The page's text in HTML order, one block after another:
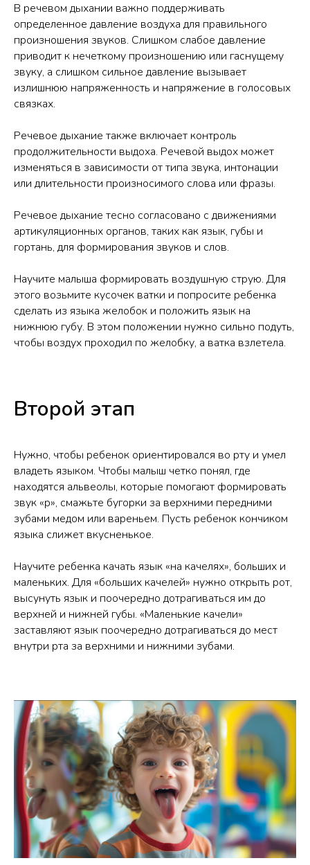
В речевом дыхании важно поддерживать
определенное давление воздуха для правильного
произношения звуков. Слишком слабое давление
приводит к нечеткому произношению или гаснущему
звуку, а слишком сильное давление вызывает
излишнюю напряженность и напряжение в голосовых
связках.
Речевое дыхание также включает контроль
продолжительности выдоха. Речевой выдох может
изменяться в зависимости от типа звука, интонации
или длительности произносимого слова или фразы.
Речевое дыхание тесно согласовано с движениями
артикуляционных органов, таких как язык, губы и
гортань, для формирования звуков и слов.
Научите малыша формировать воздушную струю. Для
этого возьмите кусочек ватки и попросите ребенка
сделать из языка желобок и положить язык на
нижнюю губу. В этом положении нужно сильно подуть,
чтобы воздух проходил по желобку, а ватка взлетела.
Второй этап
Нужно, чтобы ребенок ориентировался во рту и умел
владеть языком. Чтобы малыш четко понял, где
находятся альвеолы, которые помогают формировать
звук «р», смажьте бугорки за верхними передними
зубами медом или вареньем. Пусть ребенок кончиком
языка слижет вкусненькое.
Научите ребенка качать язык «на качелях», больших и
маленьких. Для «больших качелей» нужно открыть рот,
высунуть язык и поочередно дотрагиваться им до
верхней и нижней губы. «Маленькие качели»
заставляют язык поочередно дотрагиваться до мест
внутри рта за верхними и нижними зубами.